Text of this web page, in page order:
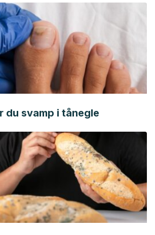
du svamp i tånegle